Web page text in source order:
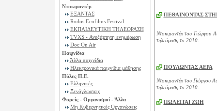
Ντοκιμαντέρ
ΕΞΑΝΤΑΣ
Rodos Ecofilms Festival
ΕΚΠΑΙΔΕΥΤΙΚΗ ΤΗΛΕΟΡΑΣΗ
TVXS - Ανεξάρτητη ενημέρωση
Doc On Air
Παιχνίδια
Άλλα παιχνίδια
Ηλεκτρονικά παιχνίδια μάθησης
Πύλες Π.Ε.
Ελληνικές
Ξενόγλωσσες
Φορείς - Οργανισμοί - Άλλα
Μη Κυβερνητικές Οργανώσεις
ΠΕΘΑΙΝΟΝΤΑΣ
Ντοκιμαντέρ του Γιώργου
τηλεόραση το 2010.
ΠΟΥΛΩΝΤΑΣ ΑΕΡΑ
Ντοκιμαντέρ του Γιώργου
τηλεόραση το 2010.
ΠΩΛΕΙΤΑΙ ΖΩΗ